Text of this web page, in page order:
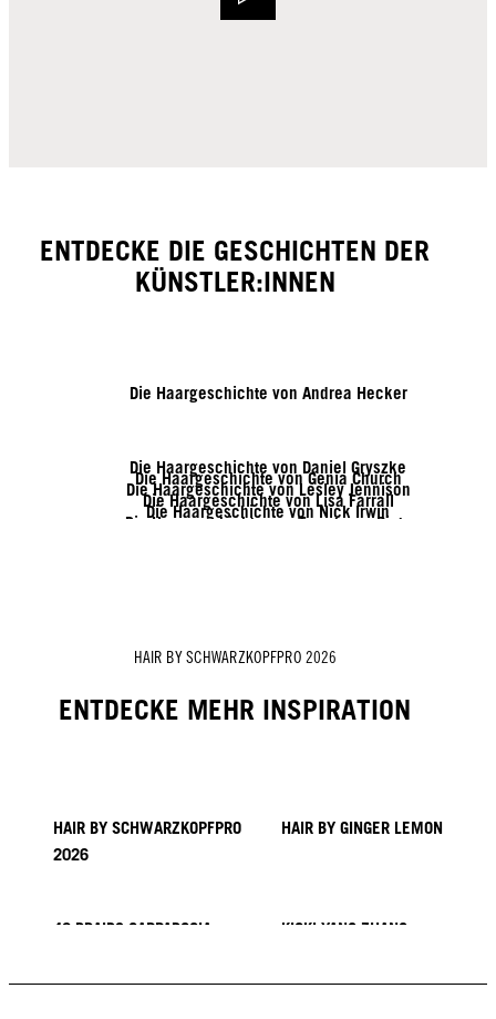
ENTDECKE DIE GESCHICHTEN DER
KÜNSTLER:INNEN
Die Haargeschichte von Andrea Hecker
Die Haargeschichte von Daniel Gryszke
Die Haargeschichte von Genia Church
Die Haargeschichte von Lesley Jennison
Die Haargeschichte von Lisa Farrall
Die Haargeschichte von Nick Irwin
Die Haargeschichte von Tymoteusz Pięta
HAIR BY SCHWARZKOPFPRO 2026
ENTDECKE MEHR INSPIRATION
HAIR BY SCHWARZKOPFPRO
2026
HAIR BY GINGER LEMON
40 BRAIDS CAPPADOCIA KICKI YANG ZHANG
TUSH